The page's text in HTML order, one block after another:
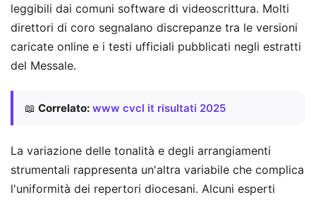
leggibili dai comuni software di videoscrittura. Molti
direttori di coro segnalano discrepanze tra le versioni
caricate online e i testi ufficiali pubblicati negli estratti
del Messale.
📖 Correlato: www cvcl it risultati 2025
La variazione delle tonalità e degli arrangiamenti
strumentali rappresenta un'altra variabile che complica
l'uniformità dei repertori diocesani. Alcuni esperti